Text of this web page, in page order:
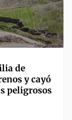
de
y cayó
peligrosos